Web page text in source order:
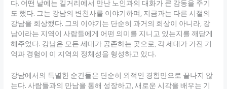
다. 어떤 날에는 길거리에서 만난 노인과의 대화가 큰 감동을 주기
도 했다. 그는 강남의 변천사를 이야기하며, 지금과는 다른 시절의
강남을 회상했다. 그의 이야기는 단순히 과거의 회상이 아니라, 강
남이라는 지역이 사람들에게 어떤 의미를 지니고 있는지를 깨닫게
해주었다. 강남은 모든 세대가 공존하는 곳으로, 각 세대가 가진 기
억과 경험이 이 지역의 정체성을 형성하고 있다.
강남에서의 특별한 순간들은 단순히 외적인 경험만으로 끝나지 않
는다. 사람들과의 만남을 통해 성장하고, 새로운 시각을 배우는 기